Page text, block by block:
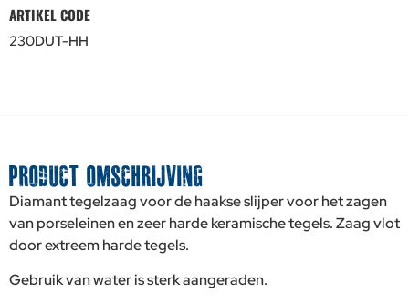
ARTIKEL CODE
230DUT-HH
PRODUCT OMSCHRIJVING
Diamant tegelzaag voor de haakse slijper voor het zagen
van porseleinen en zeer harde keramische tegels. Zaag vlot
door extreem harde tegels.
Gebruik van water is sterk aangeraden.